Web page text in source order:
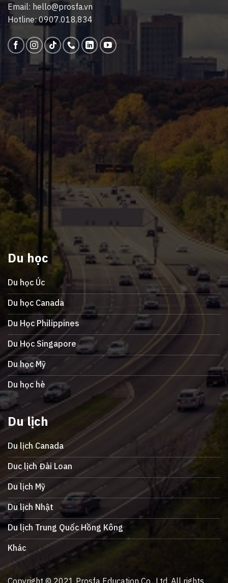
Email: hello@prosfa.vn
Hotline: 0907.018.834
Du học
Du học Úc
Du học Canada
Du Học Philippines
Du Học Singapore
Du học Mỹ
Du học hè
Du lịch
Du lịch Canada
Duc lịch Đài Loan
Du lịch Mỹ
Du lịch Nhật
Du lịch Trung Quốc Hồng Kông
Khác
Copyright © 2021 Prosfa Education Co., Ltd. All rights